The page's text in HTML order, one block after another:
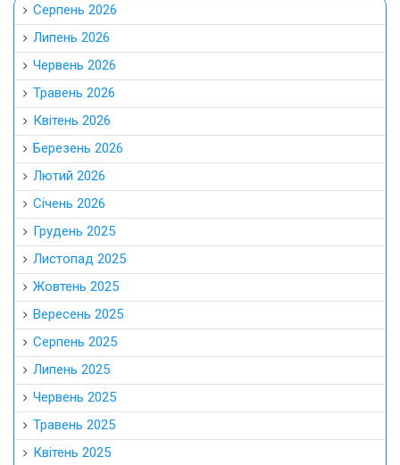
Серпень 2026
Липень 2026
Червень 2026
Травень 2026
Квітень 2026
Березень 2026
Лютий 2026
Січень 2026
Грудень 2025
Листопад 2025
Жовтень 2025
Вересень 2025
Серпень 2025
Липень 2025
Червень 2025
Травень 2025
Квітень 2025